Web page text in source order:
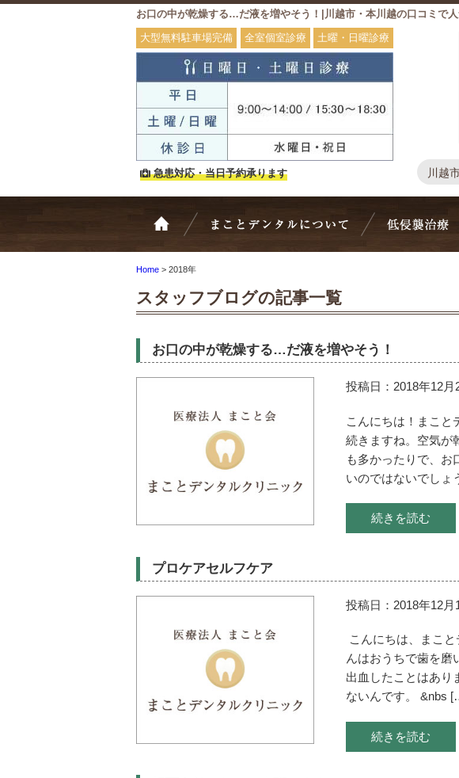
お口の中が乾燥する…だ液を増やそう！|川越市・本川越の口コミで
大型無料駐車場完備
全室個室診療 土曜・日曜診療
急患対応・当日予約承ります 川越
ホーム Bivi歯科について
Home > 2018年
スタッフブログの記事一覧
お口の中が乾燥する…だ液を増やそう！
投稿日：2018年12月
こんにちは！まこと
続きますね。空気が
も多かったりで、
いのではないでし
続きを読む
プロケアセルフケア
投稿日：2018年12月
こんにちは、まこ
んはおうちで歯を磨
出血したことはあり
ないんです。 &nbs
続きを読む